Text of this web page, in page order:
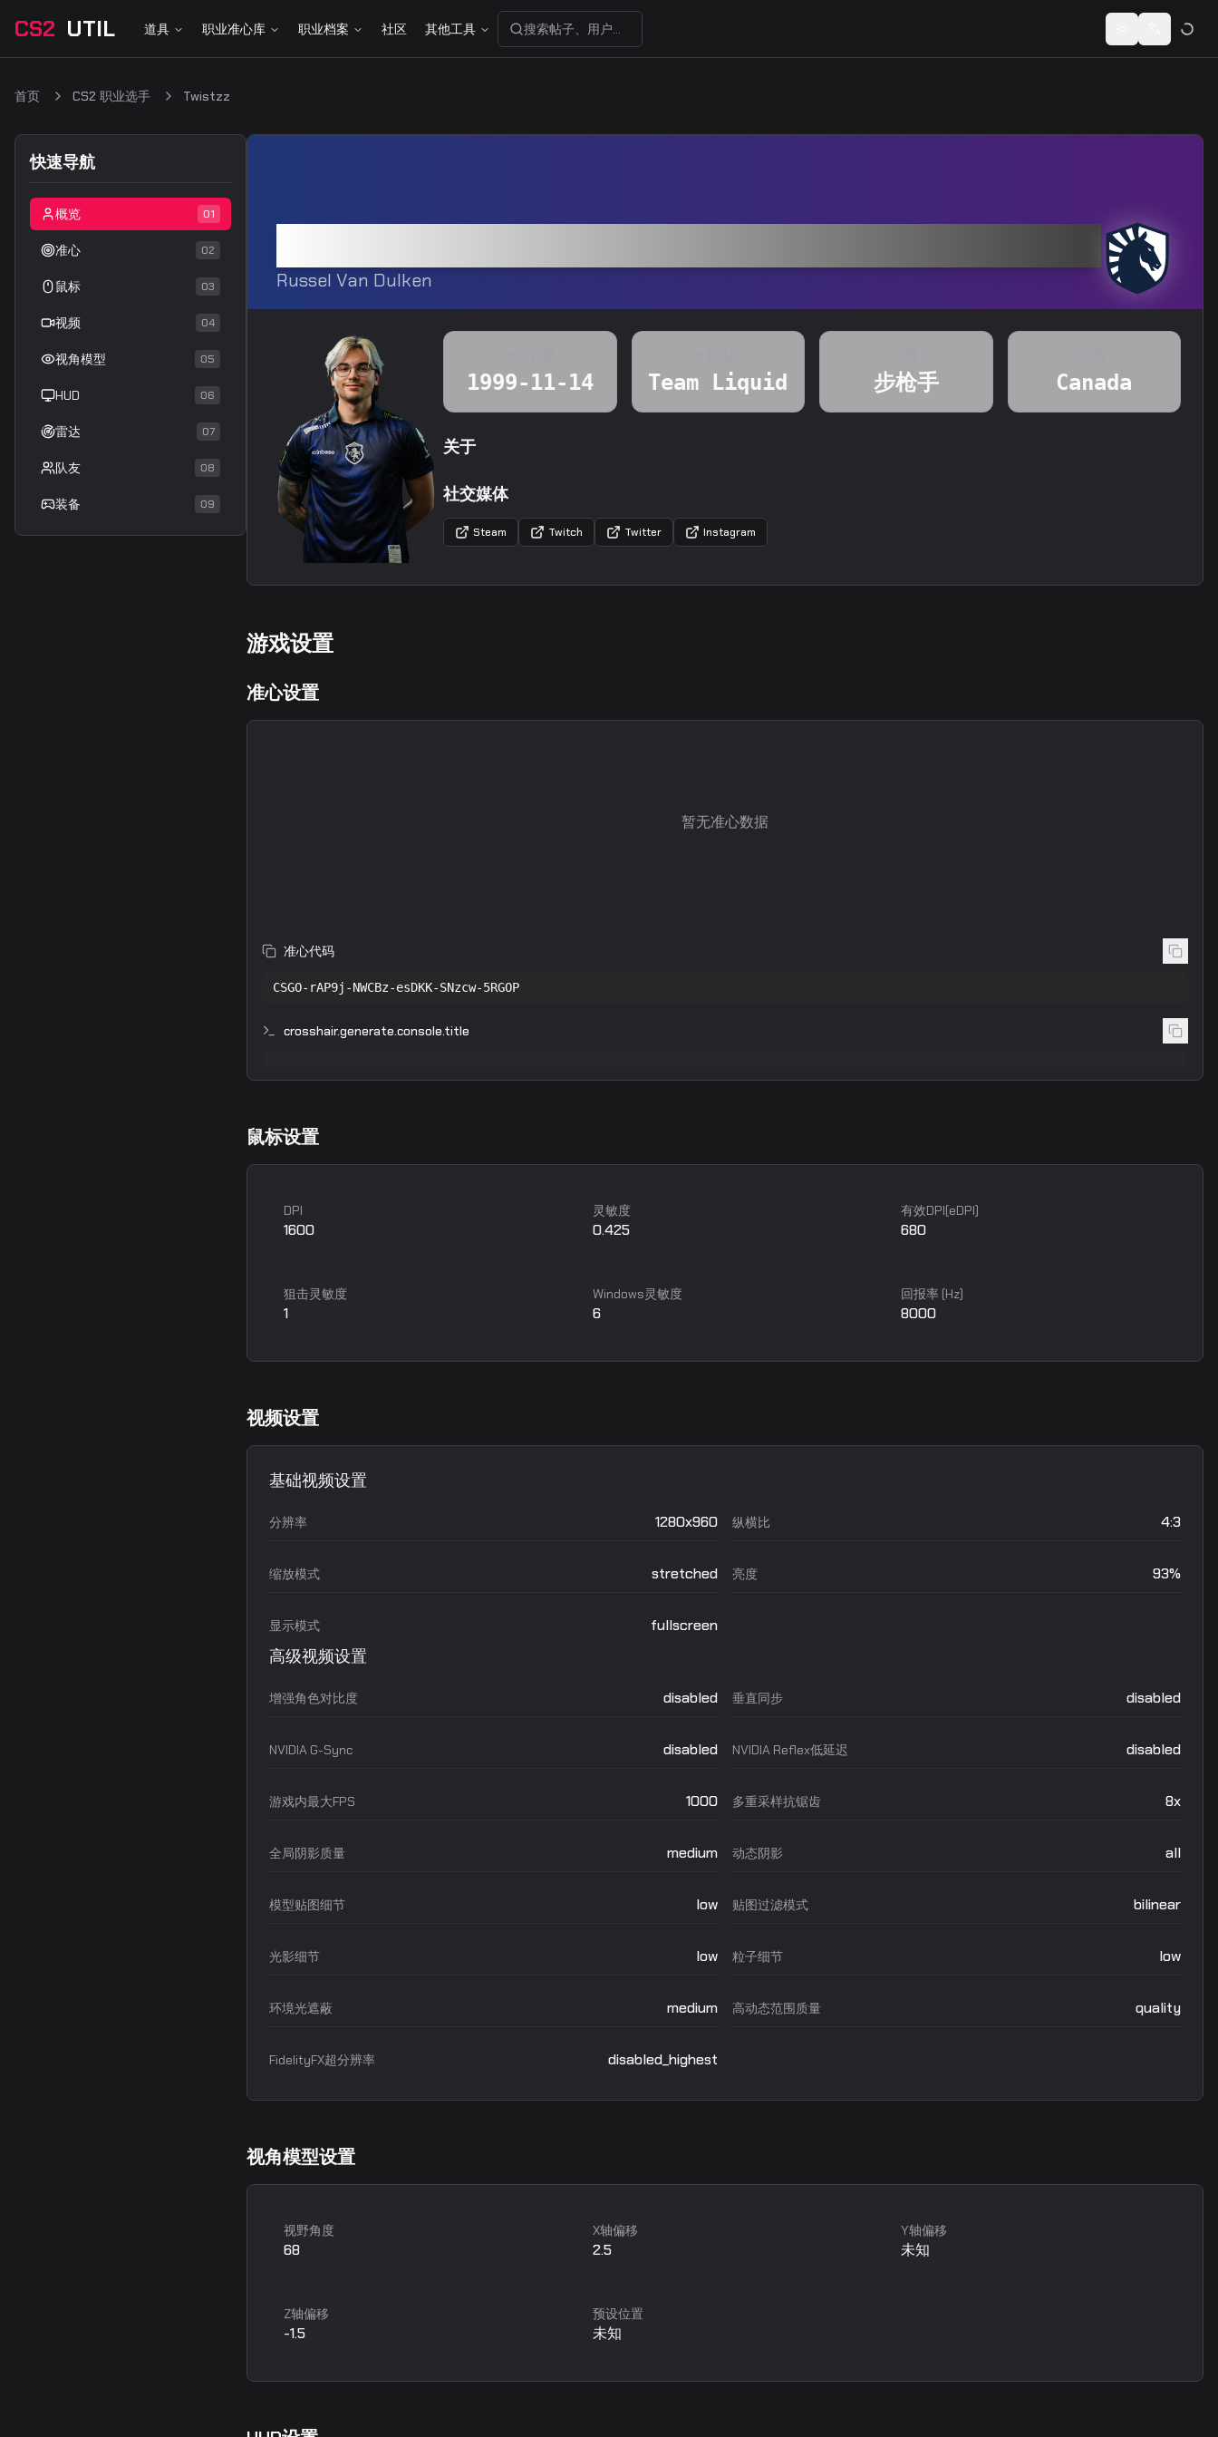
CS2 UTIL 道具 职业准心库 职业档案 社区 其他工具 搜索帖子、用户或分享码... Toggle theme
Switch
首页 CS2 职业选手 Twistzz
快速导航
概览 01
准心 02
鼠标 03
视频 04
视角模型 05
HUD 06
雷达 07
队友 08
装备 09
Russel Van Dulken
1999-11-14 Team Liquid 步枪手 Canada
关于
社交媒体
Steam Twitch Twitter Instagram
游戏设置
准心设置
暂无准心数据
准心代码
CSGO-rAP9j-NWCBz-esDKK-SNzcw-5RGOP
crosshair.generate.console.title
鼠标设置
DPI
1600
灵敏度
0.425
有效DPI(eDPI)
680
狙击灵敏度
1
Windows灵敏度
6
回报率 (Hz)
8000
视频设置
基础视频设置
分辨率 1280x960 纵横比 4:3
缩放模式 stretched 亮度 93%
显示模式 fullscreen
高级视频设置
增强角色对比度 disabled 垂直同步 disabled
NVIDIA G-Sync disabled NVIDIA Reflex低延迟 disabled
游戏内最大FPS 1000 多重采样抗锯齿 8x
全局阴影质量 medium 动态阴影 all
模型贴图细节 low 贴图过滤模式 bilinear
光影细节 low 粒子细节 low
环境光遮蔽 medium 高动态范围质量 quality
FidelityFX超分辨率 disabled_highest
视角模型设置
视野角度
68
X轴偏移
2.5
Y轴偏移
未知
Z轴偏移
-1.5
预设位置
未知